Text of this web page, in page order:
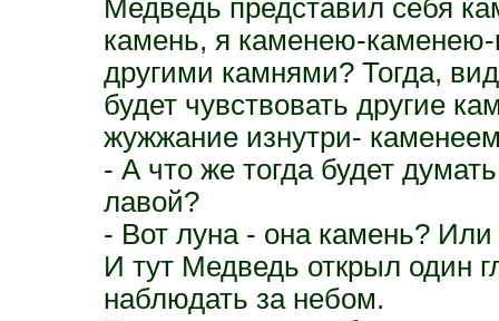
Медведь представил себя
камень, я каменею-
другими камнями? Тогда,
будет чувствовать другие
жужжание изнутри-
- А что же тогда будет
лавой?
- Вот луна - она камень?
И тут Медведь открыл один
наблюдать за небом.